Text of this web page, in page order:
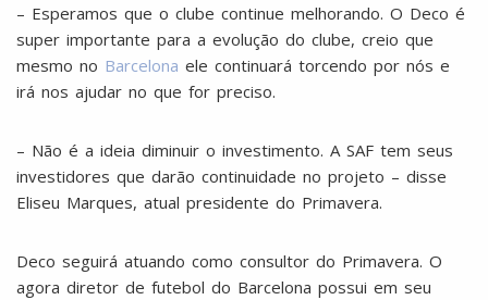
– Esperamos que o clube continue melhorando. O Deco é
super importante para a evolução do clube, creio que
mesmo no Barcelona ele continuará torcendo por nós e
irá nos ajudar no que for preciso.
– Não é a ideia diminuir o investimento. A SAF tem seus
investidores que darão continuidade no projeto – disse
Eliseu Marques, atual presidente do Primavera.
Deco seguirá atuando como consultor do Primavera. O
agora diretor de futebol do Barcelona possui em seu